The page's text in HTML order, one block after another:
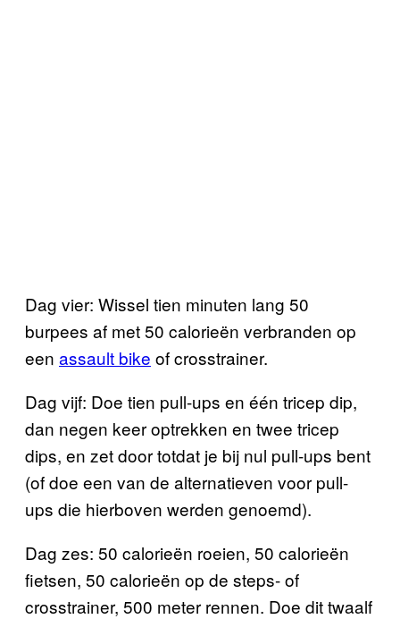
Dag vier: Wissel tien minuten lang 50
burpees af met 50 calorieën verbranden op
een assault bike of crosstrainer.
Dag vijf: Doe tien pull-ups en één tricep dip,
dan negen keer optrekken en twee tricep
dips, en zet door totdat je bij nul pull-ups bent
(of doe een van de alternatieven voor pull-
ups die hierboven werden genoemd).
Dag zes: 50 calorieën roeien, 50 calorieën
fietsen, 50 calorieën op de steps- of
crosstrainer, 500 meter rennen. Doe dit twaalf